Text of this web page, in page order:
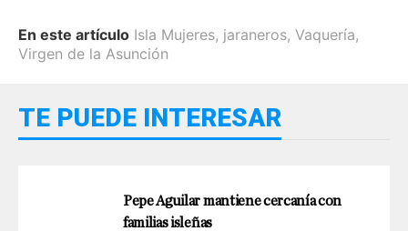
En este artículo Isla Mujeres, jaraneros, Vaquería,
Virgen de la Asunción
TE PUEDE INTERESAR
Pepe Aguilar mantiene cercanía con
familias isleñas